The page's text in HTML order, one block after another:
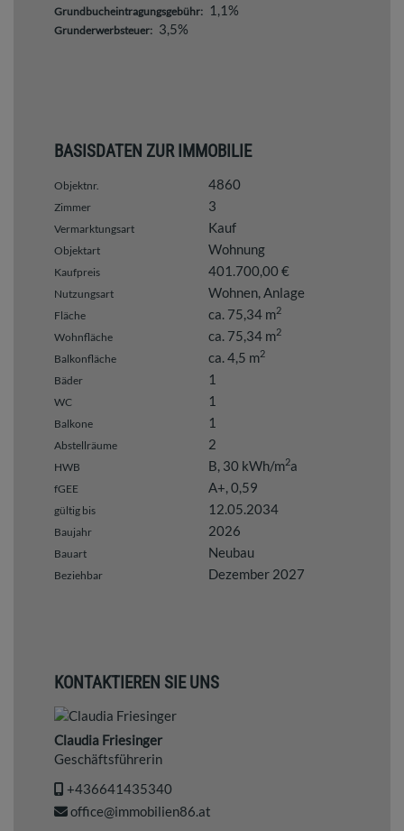
Grundbucheintragungsgebühr: 1,1%
Grunderwerbsteuer: 3,5%
BASISDATEN ZUR IMMOBILIE
Objektnr. 4860
Zimmer 3
Vermarktungsart Kauf
Objektart Wohnung
Kaufpreis 401.700,00 €
Nutzungsart Wohnen Anlage
Fläche ca. 75,34 m2
Wohnfläche ca. 75,34 m2
Balkonfläche ca. 4,5 m2
Bäder 1
WC 1
Balkone 1
Abstellräume 2
HWB B, 30 kWh/m2a
fGEE A+, 0,59
gültig bis 12.05.2034
Baujahr 2026
Bauart Neubau
Beziehbar Dezember 2027
KONTAKTIEREN SIE UNS
Claudia Friesinger
Geschäftsführerin
+436641435340
office@immobilien86.at